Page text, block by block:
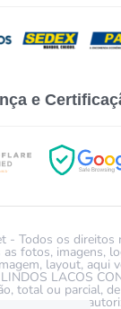
e
- Todos os direitos
fotos, imagens,
layout, aqui
LACOS
total ou parcial,
sem expressa